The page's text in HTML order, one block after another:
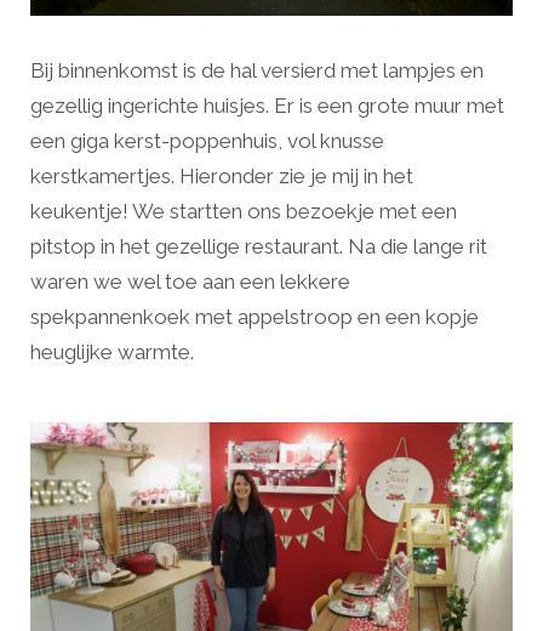
Bij binnenkomst is de hal versierd met lampjes en
gezellig ingerichte huisjes. Er is een grote muur met
een giga kerst-poppenhuis, vol knusse
kerstkamertjes. Hieronder zie je mij in het
keukentje! We startten ons bezoekje met een
pitstop in het gezellige restaurant. Na die lange rit
waren we wel toe aan een lekkere
spekpannenkoek met appelstroop en een kopje
heuglijke warmte.